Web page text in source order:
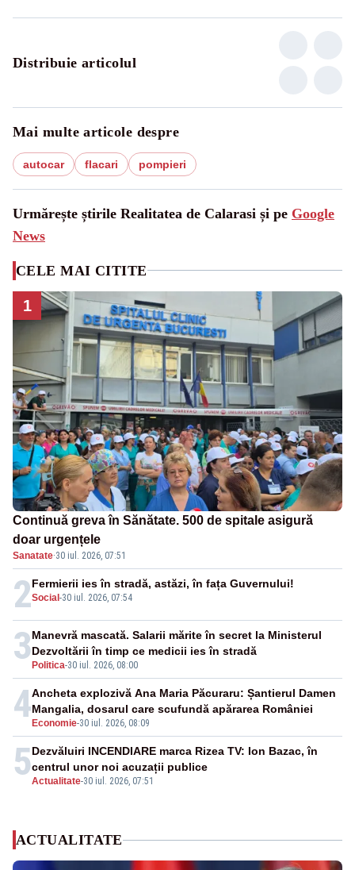
Distribuie articolul
Mai multe articole despre
autocar flacari pompieri
Urmărește știrile Realitatea de Calarasi și pe Google
News
CELE MAI CITITE
1
Continuă greva în Sănătate. 500 de spitale asigură
doar urgențele
Sanatate·30 iul. 2026, 07:51
2Social -30 iul. 2026, 07:54
Fermierii ies în stradă, astăzi, în fața Guvernului!
3 Politica-30 iul. 2026, 08:00
Manevră mascată. Salarii mărite în secret la Ministerul
Dezvoltării în timp ce medicii ies în stradă
4 Economie-30 iul. 2026, 08:09
Ancheta explozivă Ana Maria Păcuraru: Șantierul Damen
Mangalia, dosarul care scufundă apărarea României
5Actualitate-30 iul. 2026, 07:51
Dezvăluiri INCENDIARE marca Rizea TV: Ion Bazac, în
centrul unor noi acuzații publice
ACTUALITATE